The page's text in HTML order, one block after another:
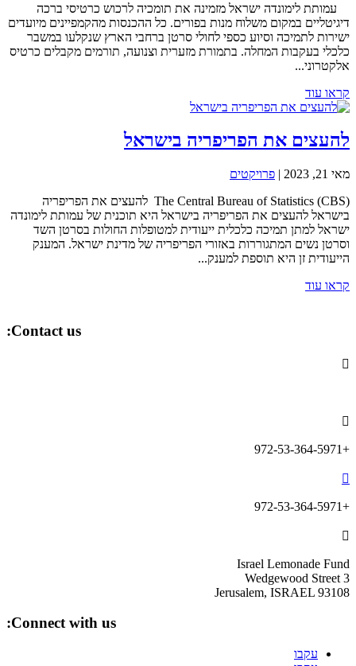
עמותת לימונדה ישראל מזמינה את תומכיה לרכוש כרטיסי ברכה
דיגיטליים במקום משלוח מנות בפורים. כל ההכנסות מהקמפיינים מיועדים
ישירות לתמיכה וסיוע כספי לחולי סרטן ברחבי הארץ שנקלעו במשבר
כלכלי בעקבות המחלה. בתמורת מזערית וצנועה, תורמים מקבלים כרטיס
אלקטרוני...
קראו עוד
להעצים את הפריפריה בישראל
מאי 21, 2023 | פרויקטים
The Central Bureau of Statistics (CBS) להעצים את הפריפריה
בישראל להעצים את הפריפריה בישראל היא תוכנית של עמותת לימונדה
ישראל למתן תמיכה כלכלית ייעודית למטופלות החולות בסרטן השד
וסרטן נשים המתגוררות באזורי הפריפריה של מדינת ישראל. המענק
הייעודית זן היא תוספת למענק...
קראו עוד
Contact us:


+972-53-364-5971

+972-53-364-5971

Israel Lemonade Fund
3 Wedgewood Street
Jerusalem, ISRAEL 93108
Connect with us:
עקבו